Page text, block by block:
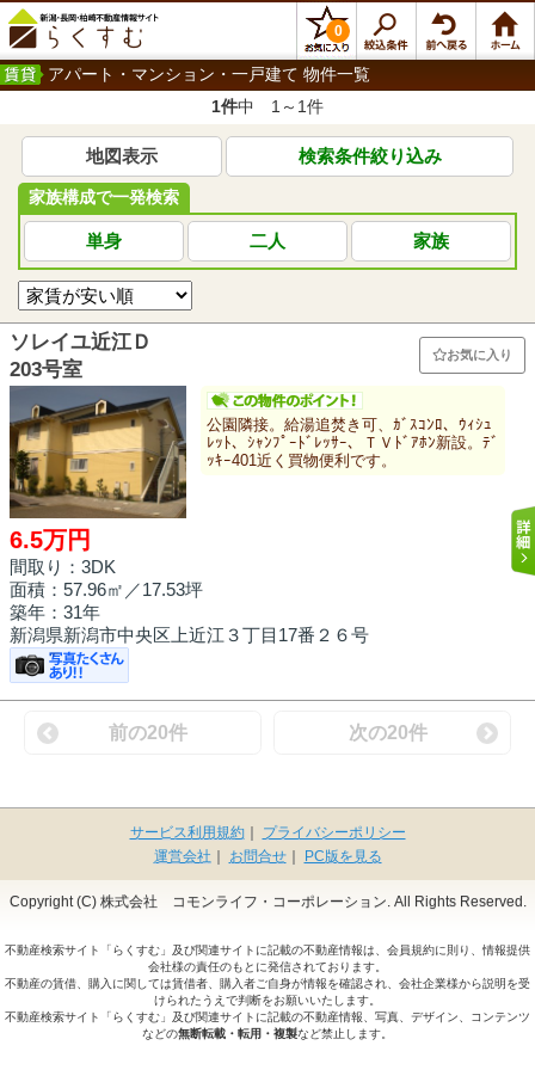
0
アパート・マンション・一戸建て 物件一覧
1件中 1～1件
地図表示 検索条件絞り込み
家族構成で一発検索
単身 二人 家族
ソレイユ近江Ｄ
203号室
お気に入り
公園隣接。給湯追焚き可、ｶﾞｽｺﾝﾛ、ｳｨｼｭ
ﾚｯﾄ、ｼｬﾝﾌﾟｰﾄﾞﾚｯｻｰ、ＴＶﾄﾞｱﾎﾝ新設。ﾃﾞ
ｯｷｰ401近く買物便利です。
6.5万円
間取り：3DK
面積： 57.96㎡ ／17.53坪
築年：31年
新潟県新潟市中央区上近江３丁目17番２６号
前の20件 次の20件
サービス利用規約｜
プライバシーポリシー
運営会社
お問合せ｜ PC版を見る
Copyright (C) 株式会社 コモンライフ・コーポレーション. All Rights Reserved.
不動産検索サイト「らくすむ」及び関連サイトに記載の不動産情報は、会員規約に則り、情報提供
会社様の責任のもとに発信されております。
不動産の賃借、購入に関しては賃借者、購入者ご自身が情報を確認され、会社企業様から説明を受
けられたうえで判断をお願いいたします。
不動産検索サイト「らくすむ」及び関連サイトに記載の不動産情報、写真、デザイン、コンテンツ
などの無断転載・転用・複製など禁止します。